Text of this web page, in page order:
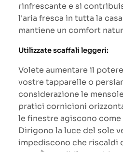
rinfrescante e si
l'aria fresca in tutta la
mantiene un comfort
Utilizzate scaffali leggeri:
Volete aumentare il
vostre tapparelle o
considerazione le
pratici cornicioni
le finestre agiscono
Dirigono la luce del sole
impediscono che riscaldi